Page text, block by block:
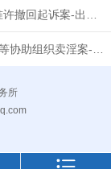
所